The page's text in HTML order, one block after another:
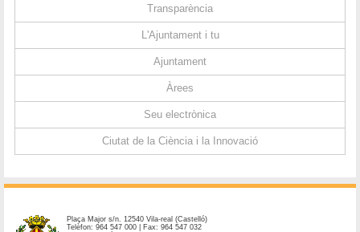
Transparència
L'Ajuntament i tu
Ajuntament
Àrees
Seu electrònica
Ciutat de la Ciència i la Innovació
Plaça Major s/n. 12540 Vila-real (Castelló)
Telèfon: 964 547 000 | Fax: 964 547 032